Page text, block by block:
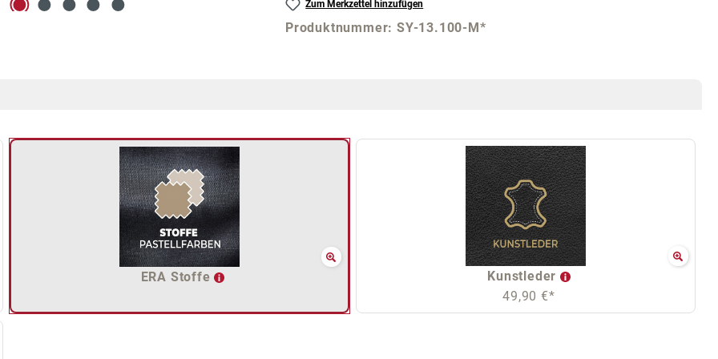
Zum Merkzettel hinzufügen
Produktnummer:SY-13.100-M*
ERA Stoffe
Kunstleder
49,90 €*